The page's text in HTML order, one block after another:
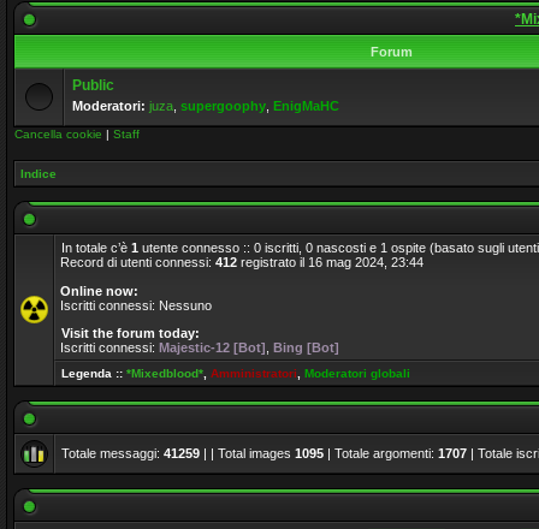
Forum
Public
Moderatori: juza supergoophy EnigMaHC
Cancella cookie | Staff
Indice
In totale c’è 1 utente connesso :: 0 iscritti, 0 nascosti e 1 ospite (basato sugli
Record di utenti connessi: 412 registrato il 16 mag 2024, 23:44
Online now:
Iscritti connessi: Nessuno
Visit the forum today:
Iscritti connessi: Majestic-12 [Bot] Bing [Bot]
Legenda :: *Mixedblood* Amministratori Moderatori globali
Totale messaggi: 41259 | | Total images 1095 | Totale argomenti: 1707 | Totale